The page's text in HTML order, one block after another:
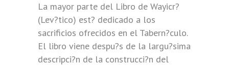
La mayor parte del Libro de Wayicr?
(Lev?tico) est? dedicado a los
sacrificios ofrecidos en el Tabern?culo.
El libro viene despu?s de la largu?sima
descripci?n de la construcci?n del